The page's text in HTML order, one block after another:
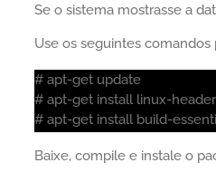
Se o sistema mostrasse a
Use os seguintes comandos
# apt-get update
# apt-get install linux-
# apt-get install build-
Baixe, compile e instale o